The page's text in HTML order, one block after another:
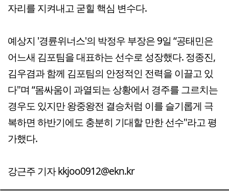
자리를 지켜내고 굳힐 핵심 변수다.
예상지 '경륜위너스'의 박정우 부장은 9일 “공태민은
어느새 김포팀을 대표하는 선수로 성장했다. 정종진,
김우겸과 함께 김포팀의 안정적인 전력을 이끌고 있
다"며 “몸싸움이 과열되는 상황에서 경주를 그르치는
경우도 있지만 왕중왕전 결승처럼 이를 슬기롭게 극
복하면 하반기에도 충분히 기대할 만한 선수"라고 평
가했다.
강근주 기자 kkjoo0912@ekn.kr